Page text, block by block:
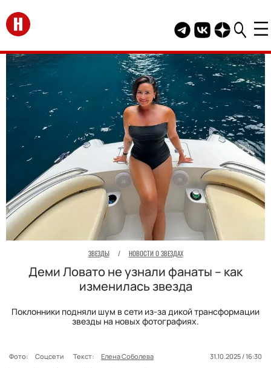
Перейти на главную
Telegram канал
Группа HELLO
Канал
ЗВЕЗДЫ / НОВОСТИ О ЗВЕЗДАХ
Деми Ловато не узнали фанаты – как
изменилась звезда
Поклонники подняли шум в сети из-за дикой трансформации
звезды на новых фотографиях.
Фото: Соцсети Текст: Елена Соболева
31.10.2025 / 16:30